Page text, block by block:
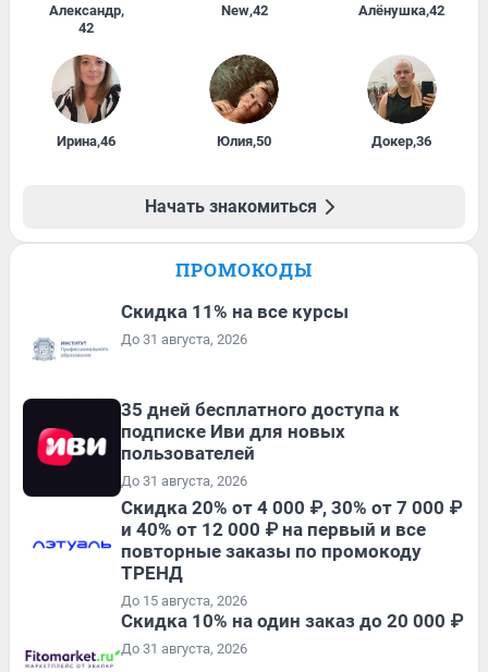
Александр,
42
New,42 Алёнушка,42
Ирина,46 Юлия,50 Докер,36
Начать знакомиться
ПРОМОКОДЫ
Скидка 11% на все курсы
До 31 августа, 2026
35 дней бесплатного доступа к
подписке Иви для новых
пользователей
До 31 августа, 2026
Скидка 20% от 4 000 ₽, 30% от 7 000 ₽
и 40% от 12 000 ₽ на первый и все
повторные заказы по промокоду
ТРЕНД
До 15 августа, 2026
Скидка 10% на один заказ до 20 000 ₽
До 31 августа, 2026